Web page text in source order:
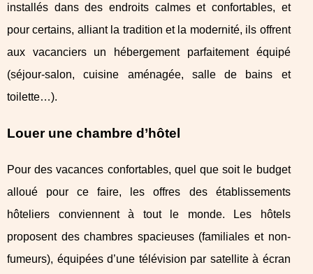
installés dans des endroits calmes et confortables, et
pour certains, alliant la tradition et la modernité, ils offrent
aux vacanciers un hébergement parfaitement équipé
(séjour-salon, cuisine aménagée, salle de bains et
toilette…).
Louer une chambre d’hôtel
Pour des vacances confortables, quel que soit le budget
alloué pour ce faire, les offres des établissements
hôteliers conviennent à tout le monde. Les hôtels
proposent des chambres spacieuses (familiales et non-
fumeurs), équipées d’une télévision par satellite à écran